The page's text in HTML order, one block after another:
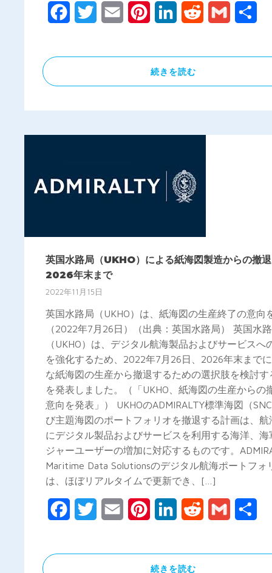
FacebookTwitter Email PinterestLinkedIn Reddit Gmail
続きを読む
英国水路局（UKHO）による紙海図製造からの撤
2026年末まで
2022年11月15日
英国水路局（UKHO）は、紙海図の生産終了の意向
（2022年7月26日）（出典：英国水路局） 英国水
（UKHO）は、デジタル航海製品およびサービスへ
を強化するため、2022年7月26日、2026年末まで
な紙海図の生産から撤退するための選択肢を検討す
を発表しました。（「UKHO、紙海図の生産からの
意向を発表」） UKHOのADMIRALTY標準海図（
び主題海図のポートフォリオを撤退する計画は、航
にデジタル製品およびサービスを利用する海洋、海
ジャーユーザーの増加に対応するものです。
Maritime Data Solutionsのデジタル航海ポートフォ
は、ほぼリアルタイムで更新でき、[…]
FacebookTwitter Email PinterestLinkedIn Reddit Gmail
続きを読む